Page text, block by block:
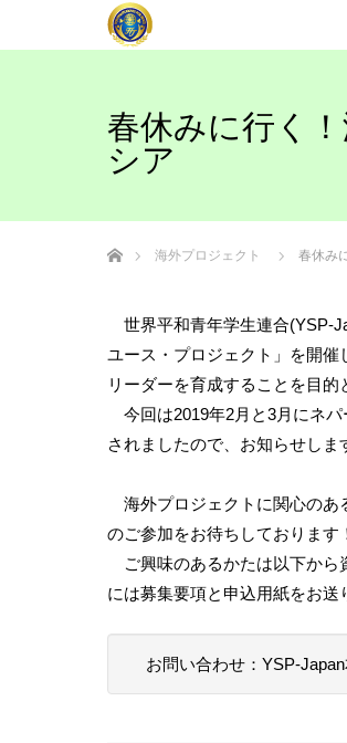
春休みに行く
シア
海外プロジェクト
春休み
世界平和青年学生連合(YSP-
ユース・プロジェクト」を開催
リーダーを育成することを目的
今回は2019年2月と3月にネ
されましたので、お知らせしま
海外プロジェクトに関心のあ
のご参加をお待ちしております
ご興味のあるかたは以下から
には募集要項と申込用紙をお送
お問い合わせ：YSP-